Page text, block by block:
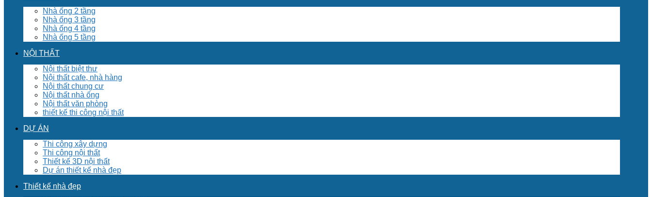
Nhà ống 2 tầng
Nhà ống 3 tầng
Nhà ống 4 tầng
Nhà ống 5 tầng
NỘI THẤT
Nội thất biệt thư
Nội thất cafe, nhà hàng
Nội thất chung cư
Nội thất nhà ống
Nội thất văn phòng
thiết kế thi công nội thất
DỰ ÁN
Thi công xây dựng
Thi công nội thất
Thiết kế 3D nội thất
Dự án thiết kế nhà đẹp
Thiết kế nhà đẹp